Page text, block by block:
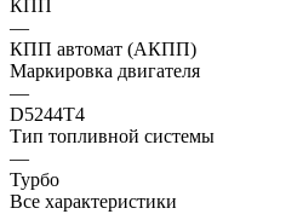
КПП
—
КПП автомат (АКПП)
Маркировка двигателя
—
D5244T4
Тип топливной системы
—
Турбо
Все характеристики